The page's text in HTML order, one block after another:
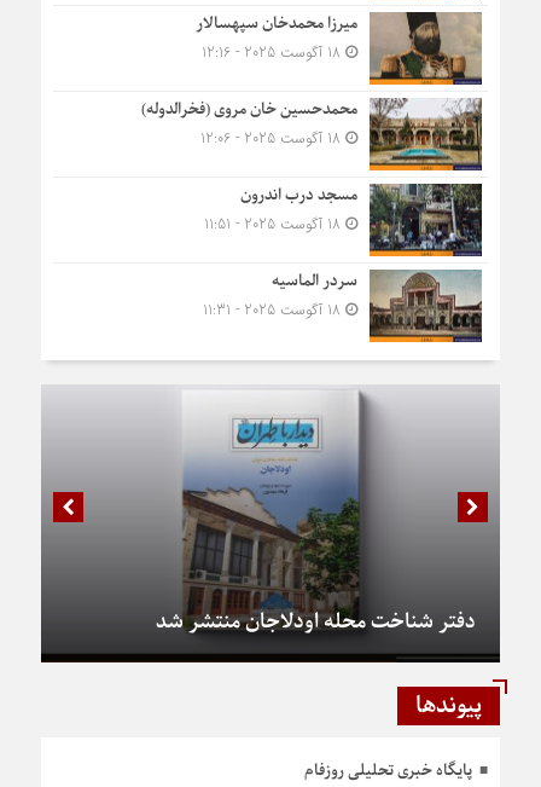
میرزا محمدخان سپهسالار
محمدحسین خان مروی (فخرالدوله)
مسجد درب اندرون
سردر الماسیه
دفتر شناخت محله اودلاجان منتشر شد
پیوندها
پایگاه خبری تحلیلی روزفام